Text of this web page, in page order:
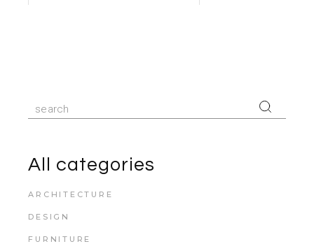
All categories
ARCHITECTURE
DESIGN
FURNITURE